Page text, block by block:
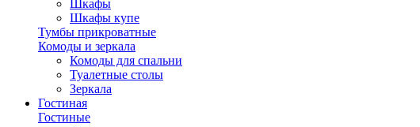
Шкафы
Шкафы купе
Тумбы прикроватные
Комоды и зеркала
Комоды для спальни
Туалетные столы
Зеркала
Гостиная
Гостиные